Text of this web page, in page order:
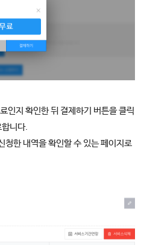
인지 확인한 뒤 결제하기 버튼을 클릭
니다.
청한 내역을 확인할 수 있는 페이지로